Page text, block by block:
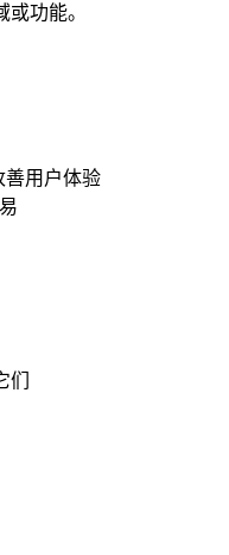
功能。
善用户体验